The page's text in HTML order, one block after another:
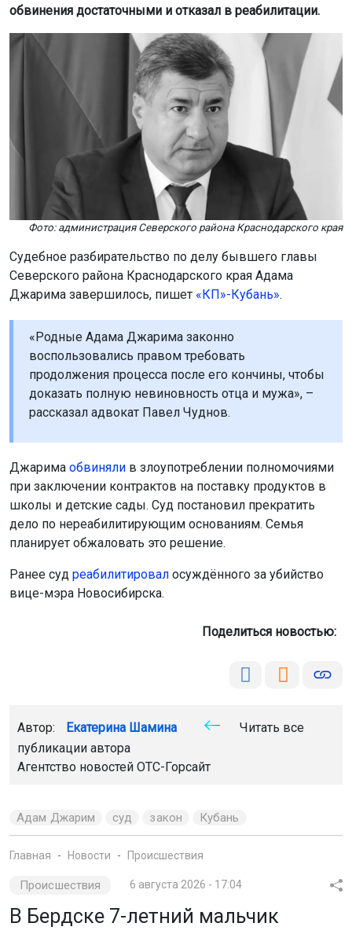
обвинения достаточными и отказал в реабилитации.
Фото: администрация Северского района Краснодарского края
Судебное разбирательство по делу бывшего главы
Северского района Краснодарского края Адама
Джарима завершилось, пишет «КП»-Кубань».
«Родные Адама Джарима законно
воспользовались правом требовать
продолжения процесса после его кончины, чтобы
доказать полную невиновность отца и мужа», –
рассказал адвокат Павел Чуднов.
Джарима обвиняли в злоупотреблении полномочиями
при заключении контрактов на поставку продуктов в
школы и детские сады. Суд постановил прекратить
дело по нереабилитирующим основаниям. Семья
планирует обжаловать это решение.
Ранее суд реабилитировал осуждённого за убийство
вице-мэра Новосибирска.
Поделиться новостью:
Автор: Екатерина Шамина
Читать все
публикации автора
Агентство новостей ОТС-Горсайт
Адам Джарим суд закон Кубань
Главная Новости Происшествия
Происшествия 6 августа 2026 - 17:04
В Бердске 7-летний мальчик